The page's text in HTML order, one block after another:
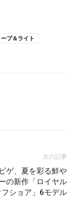
プ＆ライト
次の記事
ゲ、夏を彩る鮮や
の新作「ロイヤル
ショア」6モデル